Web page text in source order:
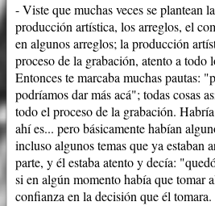
- Viste que muchas veces se plantean
producción artística, los arreglos, el
en algunos arreglos; la producción
proceso de la grabación, atento a todo
Entonces te marcaba muchas pautas:
podríamos dar más acá"; todas cosas
todo el proceso de la grabación.
ahí es... pero básicamente habían
incluso algunos temas que ya estaban
parte, y él estaba atento y decía:
si en algún momento había que tomar
confianza en la decisión que él tomara.